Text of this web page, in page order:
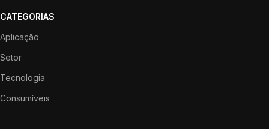
CATEGORIAS
Aplicação
Setor
Tecnologia
Consumíveis